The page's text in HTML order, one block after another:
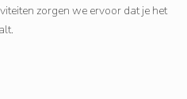
zorgen we ervoor dat je het